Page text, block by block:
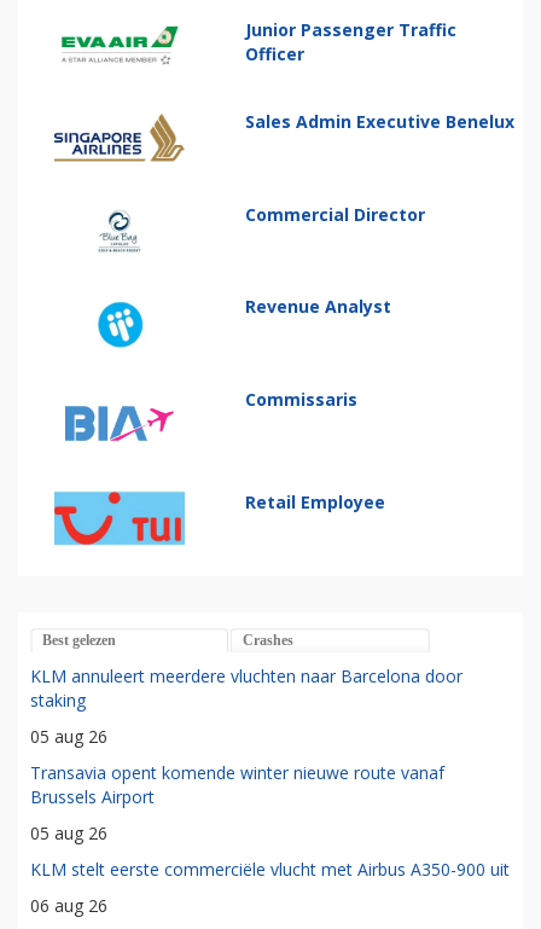
Junior Passenger Traffic
Officer
Sales Admin Executive Benelux
Commercial Director
Revenue Analyst
Commissaris
Retail Employee
Best gelezen Crashes
KLM annuleert meerdere vluchten naar Barcelona door
staking
05 aug 26
Transavia opent komende winter nieuwe route vanaf
Brussels Airport
05 aug 26
KLM stelt eerste commerciële vlucht met Airbus A350-900 uit
06 aug 26